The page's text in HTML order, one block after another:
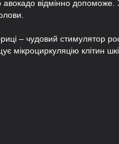
відмінно допоможе.
– чудовий стимулятор
мікроциркуляцію клітин